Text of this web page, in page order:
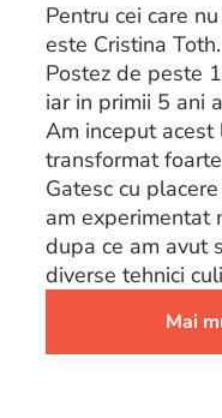
Pentru cei care
este Cristina Toth.
Postez de peste
iar in primii 5 ani
Am inceput acest
transformat
Gatesc cu
am experimentat
dupa ce am avut
diverse tehnici
Mai